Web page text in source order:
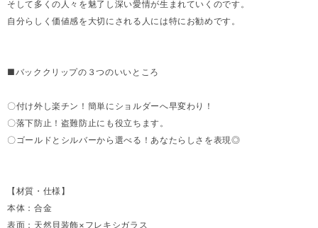
そして多くの人々を魅了し深い愛情が生まれていくのです。
自分らしく価値感を大切にされる人には特にお勧めです。
■バッククリップの３つのいいところ
〇付け外し楽チン！簡単にショルダーへ早変わり！
〇落下防止！盗難防止にも役立ちます。
〇ゴールドとシルバーから選べる！あなたらしさを表現◎
【材質・仕様】
本体：合金
表面：天然貝装飾×フレキシガラス